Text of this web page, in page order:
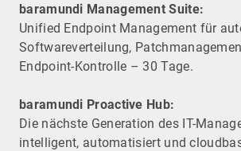
baramundi Management Suite:
Unified Endpoint Management für
Software­verteilung,
Endpoint-Kontrolle – 30 Tage.
baramundi Proactive Hub:
Die nächste Generation des IT-
intelligent, automatisiert und